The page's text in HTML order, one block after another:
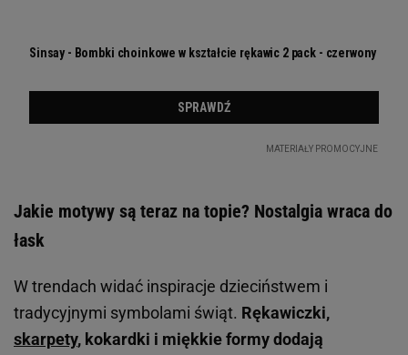
Jakie motywy są teraz na topie? Nostalgia wraca do
łask
W trendach widać inspiracje dzieciństwem i
tradycyjnymi symbolami świąt. Rękawiczki,
skarpety, kokardki i miękkie formy dodają